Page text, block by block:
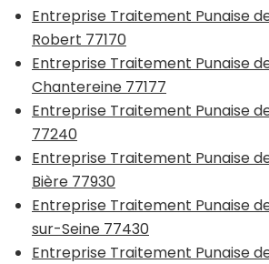
Entreprise Traitement Punaise
Robert 77170
Entreprise Traitement Punaise
Chantereine 77177
Entreprise Traitement Punaise
77240
Entreprise Traitement Punaise
Bière 77930
Entreprise Traitement Punaise
sur-Seine 77430
Entreprise Traitement Punaise